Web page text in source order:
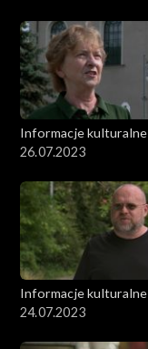
Informacje kulturalne
26.07.2023
Informacje kulturalne
24.07.2023